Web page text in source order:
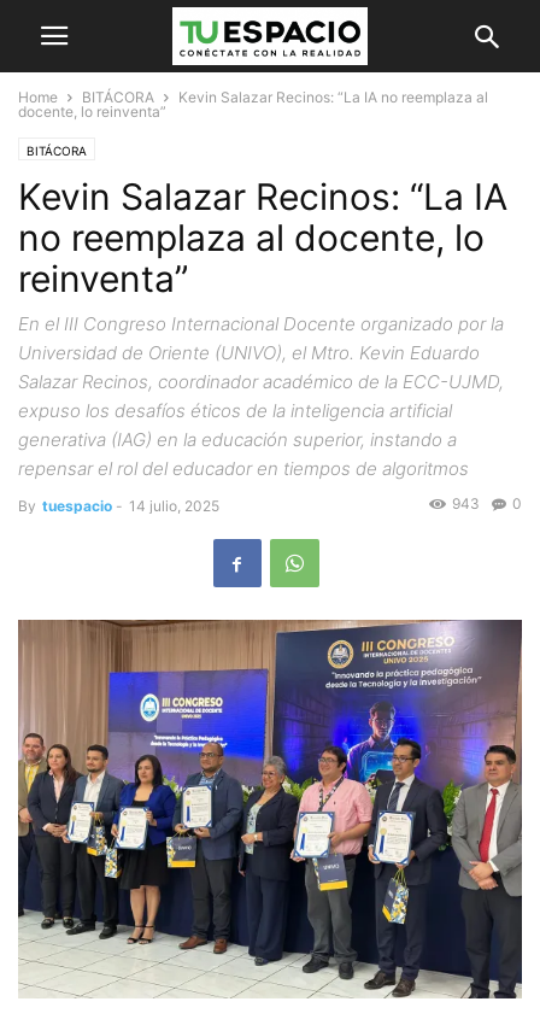
Home BITÁCORA
Kevin Salazar Recinos: “La IA no reemplaza al
docente, lo reinventa”
BITÁCORA
Kevin Salazar Recinos: “La IA
no reemplaza al docente, lo
reinventa”
En el III Congreso Internacional Docente organizado por la
Universidad de Oriente (UNIVO), el Mtro. Kevin Eduardo
Salazar Recinos, coordinador académico de la ECC-UJMD,
expuso los desafíos éticos de la inteligencia artificial
generativa (IAG) en la educación superior, instando a
repensar el rol del educador en tiempos de algoritmos
By tuespacio - 14 julio, 2025 0
943